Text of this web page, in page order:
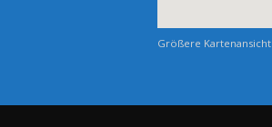
Größere Kartenansicht